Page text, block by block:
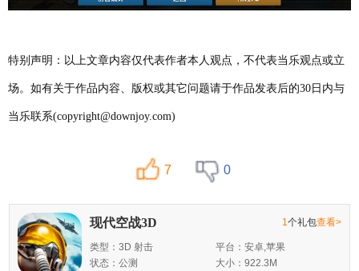
特别声明：以上文章内容仅代表作者本人观点，不代表当乐观点或立
场。如有关于作品内容、版权或其它问题请于作品发表后的30日内与
当乐联系(copyright@downjoy.com)
7 0
现代空战3D 1个礼包查看>
类型：3D 射击
平台：安卓,苹果
状态：公测
大小：922.3M